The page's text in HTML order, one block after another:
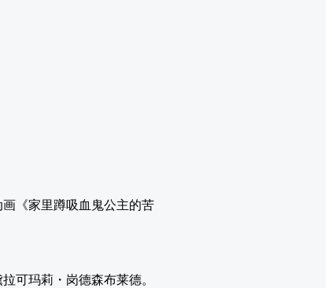
《家里蹲吸血鬼公主的苦
可玛莉・岗德森布莱德。